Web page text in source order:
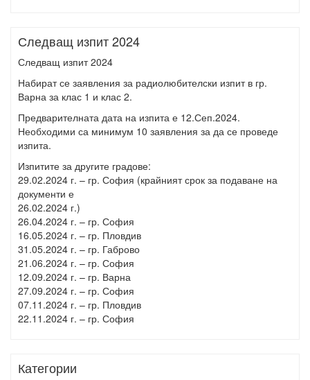
Следващ изпит 2024
Следващ изпит 2024
Набират се заявления за радиолюбителски изпит в гр.
Варна за клас 1 и клас 2.
Предварителната дата на изпита е 12.Сеп.2024.
Необходими са минимум 10 заявления за да се проведе
изпита.
Изпитите за другите градове:
29.02.2024 г. – гр. София (крайният срок за подаване на
документи е
26.02.2024 г.)
26.04.2024 г. – гр. София
16.05.2024 г. – гр. Пловдив
31.05.2024 г. – гр. Габрово
21.06.2024 г. – гр. София
12.09.2024 г. – гр. Варна
27.09.2024 г. – гр. София
07.11.2024 г. – гр. Пловдив
22.11.2024 г. – гр. София
Категории